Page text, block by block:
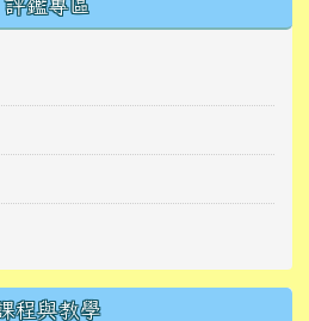
評鑑專區
程與教學